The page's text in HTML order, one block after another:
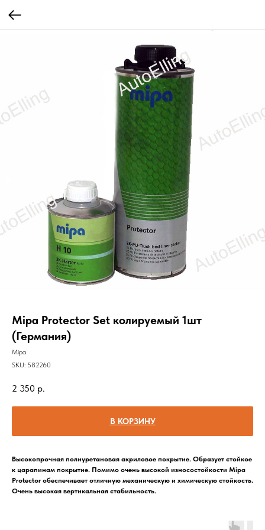
Mipa Protector Set колируемый 1шт
(Германия)
Mipa
SKU: 582260
2 350 р.
В КОРЗИНУ
Высокопрочная полиуретановая акриловое покрытие. Образует стойкое
к царапинам покрытие. Помимо очень высокой износостойкости Mipa
Protector обеспечивает отличную механическую и химическую стойкость.
Очень высокая вертикальная стабильность.